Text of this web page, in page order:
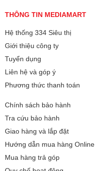
THÔNG TIN MEDIAMART
Hệ thống 334 Siêu thị
Giới thiệu công ty
Tuyển dụng
Liên hệ và góp ý
Phương thức thanh toán
Chính sách bảo hành
Tra cứu bảo hành
Giao hàng và lắp đặt
Hướng dẫn mua hàng Online
Mua hàng trả góp